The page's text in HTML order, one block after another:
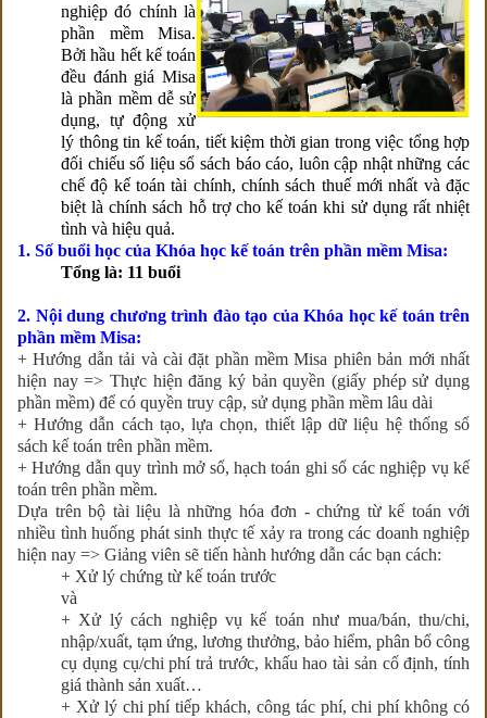
nghiệp đó chính là
phần mềm Misa.
Bởi hầu hết kế toán
đều đánh giá Misa
là phần mềm dễ sử
dụng, tự động xử
lý thông tin kế toán, tiết kiệm thời gian trong việc tổng hợp
đối chiếu số liệu sổ sách báo cáo, luôn cập nhật những các
chế độ kế toán tài chính, chính sách thuế mới nhất và đặc
biệt là chính sách hỗ trợ cho kế toán khi sử dụng rất nhiệt
tình và hiệu quả.
1. Số buổi học của Khóa học kế toán trên phần mềm Misa:
Tổng là: 11 buổi
2. Nội dung chương trình đào tạo của Khóa học kế toán trên
phần mềm Misa:
+ Hướng dẫn tải và cài đặt phần mềm Misa phiên bản mới nhất
hiện nay => Thực hiện đăng ký bản quyền (giấy phép sử dụng
phần mềm) để có quyền truy cập, sử dụng phần mềm lâu dài
+ Hướng dẫn cách tạo, lựa chọn, thiết lập dữ liệu hệ thống sổ
sách kế toán trên phần mềm.
+ Hướng dẫn quy trình mở sổ, hạch toán ghi sổ các nghiệp vụ kế
toán trên phần mềm.
Dựa trên bộ tài liệu là những hóa đơn - chứng từ kế toán với
nhiều tình huống phát sinh thực tế xảy ra trong các doanh nghiệp
hiện nay => Giảng viên sẽ tiến hành hướng dẫn các bạn cách:
+ Xử lý chứng từ kế toán trước
và
+ Xử lý cách nghiệp vụ kế toán như mua/bán, thu/chi,
nhập/xuất, tạm ứng, lương thưởng, bảo hiểm, phân bổ công
cụ dụng cụ/chi phí trả trước, khấu hao tài sản cố định, tính
giá thành sản xuất…
+ Xử lý chi phí tiếp khách, công tác phí, chi phí không có